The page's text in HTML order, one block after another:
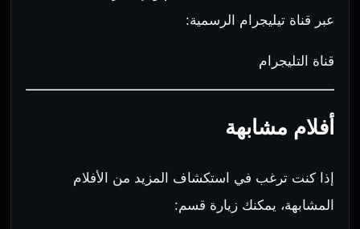
عبر قناة تيليجرام الرسمية:
قناة التليجرام
أفلام مشابهة
إذا كنت ترغب في استكشاف المزيد من الأفلام
المشابهة، يمكنك زيارة قسم: